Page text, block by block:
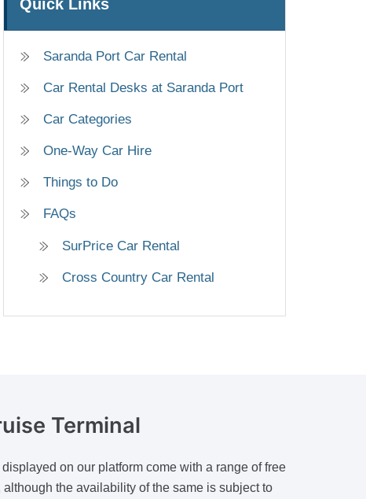
Quick Links
Saranda Port Car Rental
Car Rental Desks at Saranda Port
Car Categories
One-Way Car Hire
Things to Do
FAQs
SurPrice Car Rental
Cross Country Car Rental
Terminal
on our platform come with a range of free
the availability of the same is subject to